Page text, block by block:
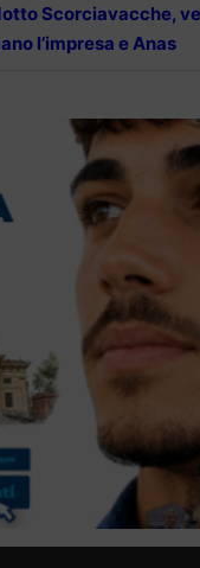
Scorciavacche,
l’impresa e Anas